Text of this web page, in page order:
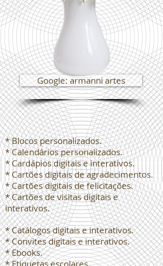
Google: armanni artes
* Blocos personalizados.
* Calendários personalizados.
* Cardápios digitais e interativos.
* Cartões digitais de agradecimentos.
* Cartões digitais de felicitações.
* Cartões de visitas digitais e
interativos.
* Catálogos digitais e interativos.
* Convites digitais e interativos.
* Ebooks.